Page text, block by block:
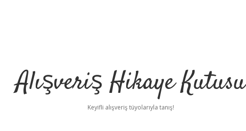
Alışveriş Hikaye Kutusu
Keyifli alışveriş tüyolarıyla tanış!